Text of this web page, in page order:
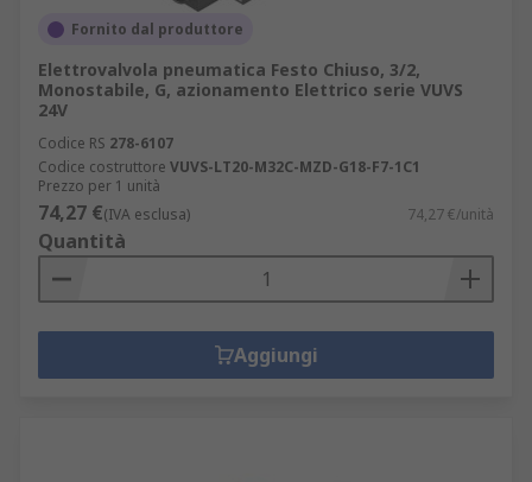
Fornito dal produttore
Elettrovalvola pneumatica Festo Chiuso, 3/2,
Monostabile, G, azionamento Elettrico serie VUVS
24V
Codice RS 278-6107
Codice costruttore VUVS-LT20-M32C-MZD-G18-F7-1C1
Prezzo per 1 unità
74,27 €(IVA esclusa) 74,27 €/unità
Quantità
Aggiungi